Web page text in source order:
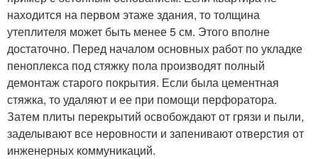
находится на первом этаже здания, то толщина
утеплителя может быть менее 5 см. Этого вполне
достаточно. Перед началом основных работ по укладке
пеноплекса под стяжку пола производят полный
демонтаж старого покрытия. Если была цементная
стяжка, то удаляют и ее при помощи перфоратора.
Затем плиты перекрытий освобождают от грязи и пыли,
заделывают все неровности и запенивают отверстия от
инженерных коммуникаций.